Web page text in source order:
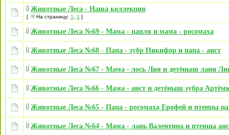
Животные Леса - Наша коллекция
[ На страницу: 1 2 ]
Животные Леса №69 - Мама - цапля и мама - росомаха
Животные Леса №68 - Папа - зубр Никифор и папа - аист
Животные Леса №67 - Мама - лось Лия и детёныш лани
Животные Леса №66 - Мама - аист и детёныш зубра
Животные Леса №65 - Папа - росомаха Ерофей и птенцы
Животные Леса №64 - Мама - лань Валентина и птенцы